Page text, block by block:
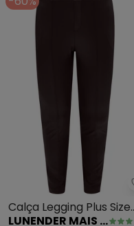
Calça Legging Plus Size
LUNENDER MAIS MULHER